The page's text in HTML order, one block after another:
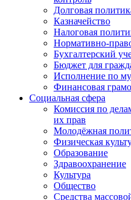
Долговая
Казначейство
Налоговая
Нормативно-
Бухгалтерский
Бюджет для
Исполнение по
Финансовая
Социальная сфера
Комиссия по
их прав
Молодёжная
Физическая
Образование
Здравоохранение
Культура
Общество
Средства